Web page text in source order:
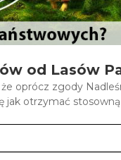
od Lasów
oprócz zgody
otrzymać